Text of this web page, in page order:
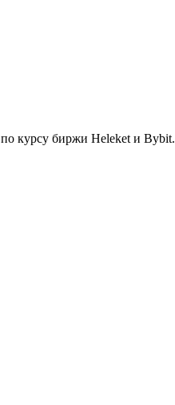
по курсу биржи Heleket и Bybit.